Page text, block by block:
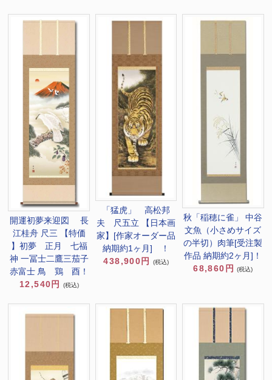
開運初夢来迎図 長
江桂舟 尺三 【特価
】初夢 正月 七福
神 一冨士二鷹三茄子
赤富士 鳥 鶏 酉！
12,540円
(税込)
「猛虎」 高松邦
夫 尺五立 【日本画
家】[作家オーダー品
納期約1ヶ月] ！
438,900円
(税込)
秋「稲穂に雀」 中谷
文魚（小さめサイズ
の半切）肉筆[受注製
作品 納期約2ヶ月]！
68,860円
(税込)